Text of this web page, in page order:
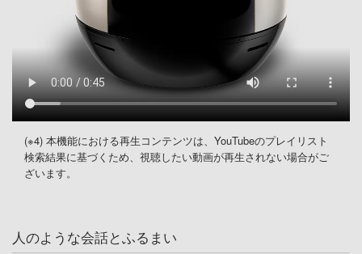
(※4) 本機能における再生コンテンツは、YouTubeのプレイリスト
検索結果に基づくため、視聴したい動画が再生されない場合がご
ざいます。
人のような会話とふるまい